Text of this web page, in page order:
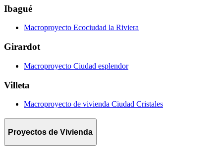
Ibagué
Macroproyecto Ecociudad la Riviera
Girardot
Macroproyecto Ciudad esplendor
Villeta
Macroproyecto de vivienda Ciudad Cristales
Proyectos de Vivienda